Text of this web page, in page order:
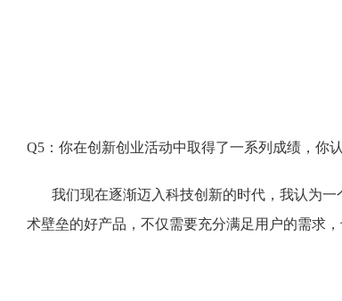
Q5：你在创新创业活动中取得了一系列成绩，你
我们现在逐渐迈入科技创新的时代，我认为
术壁垒的好产品，不仅需要充分满足用户的需求